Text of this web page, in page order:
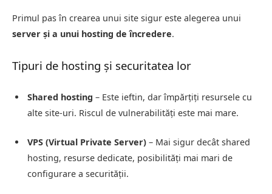
Primul pas în crearea unui site sigur este alegerea unui
server și a unui hosting de încredere.
Tipuri de hosting și securitatea lor
Shared hosting – Este ieftin, dar împărțiți resursele cu
alte site-uri. Riscul de vulnerabilități este mai mare.
VPS (Virtual Private Server) – Mai sigur decât shared
hosting, resurse dedicate, posibilități mai mari de
configurare a securității.